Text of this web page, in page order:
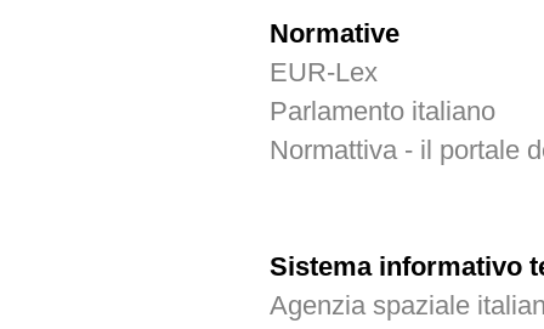
Normative
EUR-Lex
Parlamento italiano
Normattiva - il portale
Sistema informativo
Agenzia spaziale